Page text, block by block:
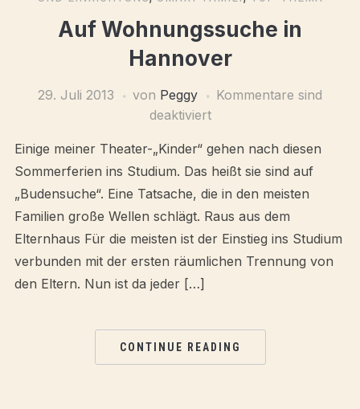
Auf Wohnungssuche in
Hannover
29. Juli 2013 von Peggy
Kommentare sind
deaktiviert
Einige meiner Theater-„Kinder“ gehen nach diesen
Sommerferien ins Studium. Das heißt sie sind auf
„Budensuche“. Eine Tatsache, die in den meisten
Familien große Wellen schlägt. Raus aus dem
Elternhaus Für die meisten ist der Einstieg ins Studium
verbunden mit der ersten räumlichen Trennung von
den Eltern. Nun ist da jeder […]
CONTINUE READING